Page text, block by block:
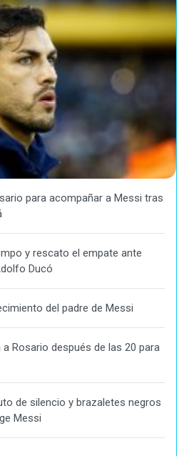
para acompañar a Messi tras
y rescato el empate ante
Ducó
del padre de Messi
Rosario después de las 20 para
de silencio y brazaletes negros
Messi